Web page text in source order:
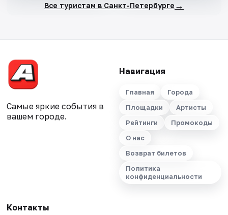
Все туристам в Санкт-Петербурге →
Самые яркие события в
вашем городе.
Навигация
Главная
Города
Площадки
Артисты
Рейтинги
Промокоды
О нас
Возврат билетов
Политика
конфиденциальности
Контакты